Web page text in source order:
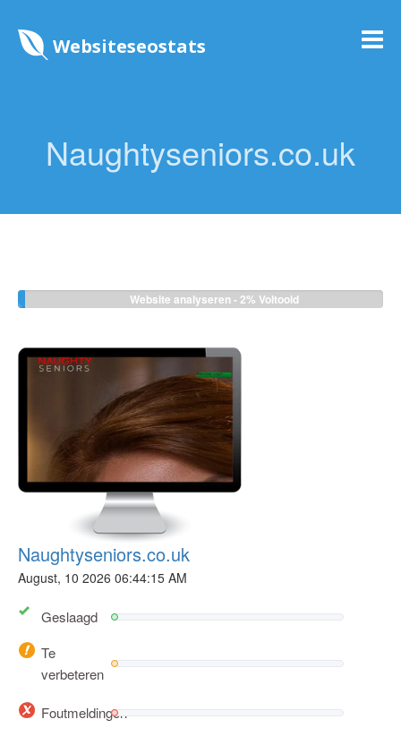
Websiteseostats
Naughtyseniors.co.uk
Website analyseren - 2% Voltooid
Naughtyseniors.co.uk
August, 10 2026 06:44:15 AM
Geslaagd
Te
verbeteren
Foutmeldingen